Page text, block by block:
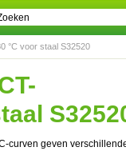
°C voor staal S32520
curven geven